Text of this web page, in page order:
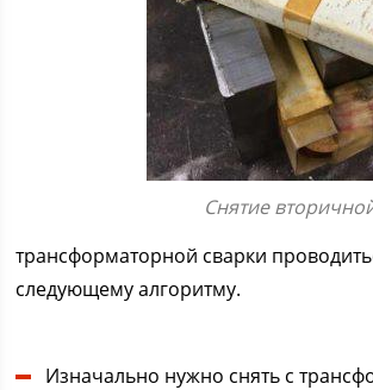
Снятие
трансформаторной сварки
следующему алгоритму.
Изначально нужно снять с